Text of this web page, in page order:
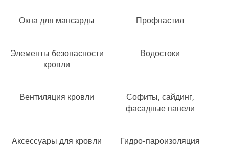
Окна для мансарды Профнастил
Элементы безопасности
кровли
Водостоки
Вентиляция кровли
Софиты, сайдинг,
фасадные панели
Аксессуары для кровли Гидро-пароизоляция